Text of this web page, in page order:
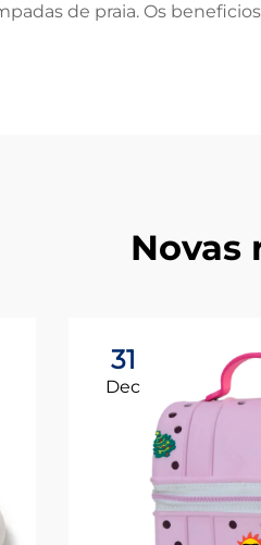
de praia. Os
Novas
31
Dec